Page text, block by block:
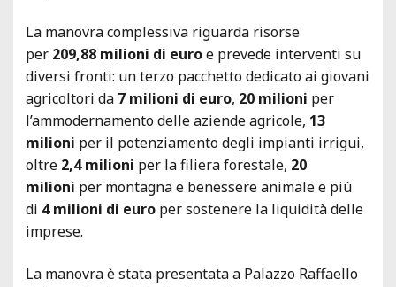
La manovra complessiva riguarda risorse
per 209,88 milioni di euroe prevede interventi su
diversi fronti: un terzo pacchetto dedicato ai giovani
agricoltori da 7 milioni di euro, 20 milioni per
l’ammodernamento delle aziende agricole, 13
milioni per il potenziamento degli impianti irrigui,
oltre 2,4 milioni per la filiera forestale, 20
milioni per montagna e benessere animale e più
di 4 milioni di euro per sostenere la liquidità delle
imprese.
La manovra è stata presentata a Palazzo Raffaello